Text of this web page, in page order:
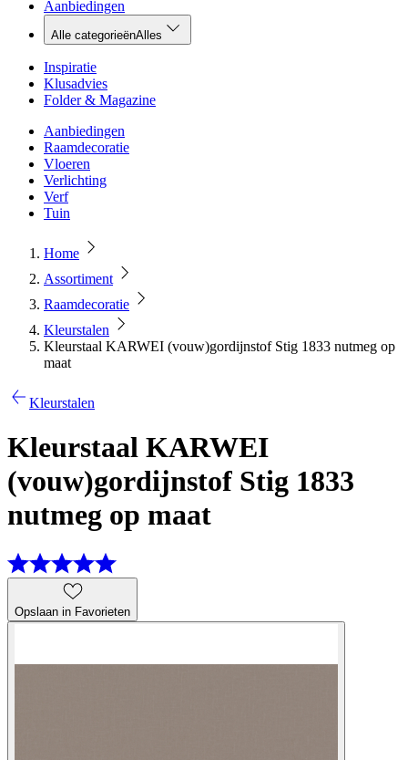
Aanbiedingen
Alle categorieënAlles
Inspiratie
Klusadvies
Folder & Magazine
Aanbiedingen
Raamdecoratie
Vloeren
Verlichting
Verf
Tuin
Home
Assortiment
Raamdecoratie
Kleurstalen
Kleurstaal KARWEI (vouw)gordijnstof Stig 1833 nutmeg op
maat
Kleurstalen
Kleurstaal KARWEI
(vouw)gordijnstof Stig 1833
nutmeg op maat
Opslaan in Favorieten